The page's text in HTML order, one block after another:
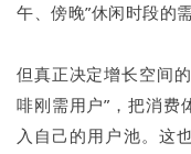
午、傍晚”休闲时段的
但真正决定增长空间
啡刚需用户”，把消费
入自己的用户池。这